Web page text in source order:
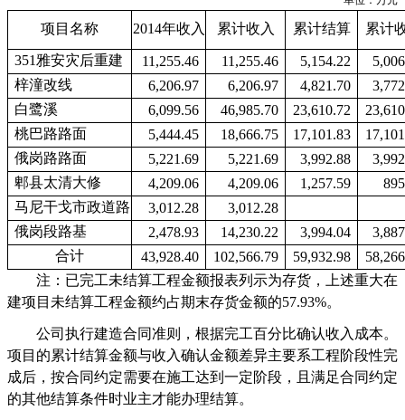
项目名称 2014年收入 累计收入 累计结算 累计
351 雅安灾后重建 11,255.46 11,255.46 5,154.22
梓潼改线
6,206.97 6,206.97 4,821.70
白鹭溪
6,099.56 46,985.70 23,610.72
桃巴路路面
5,444.45 18,666.75 17,101.83
俄岗路路面
5,221.69 5,221.69 3,992.88
郫县太清大修
4,209.06 4,209.06 1,257.59
马尼干戈市政道路
3,012.28
3,012.28
俄岗段路基
2,478.93 14,230.22 3,994.04
合计
43,928.40 102,566.79 59,932.98
注：已完工未结算工程金额报表列示为存货，上述重大在
建项目未结算工程金额约占期末存货金额的57.93%。
公司执行建造合同准则，根据完工百分比确认收入成本。
项目的累计结算金额与收入确认金额差异主要系工程阶段性完
成后，按合同约定需要在施工达到一定阶段，且满足合同约定
的其他结算条件时业主才能办理结算。